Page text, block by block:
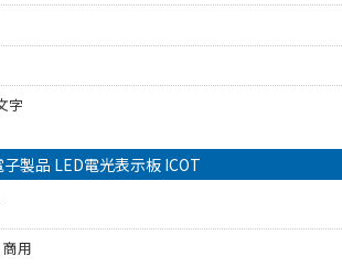
字
子製品 LED電光表示板 ICOT
用